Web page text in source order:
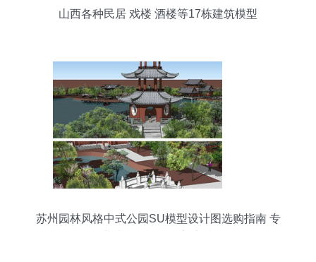
山西各种民居 戏楼 酒楼等17栋建筑模型
苏州园林风格中式公园SU模型设计图选购指南 专